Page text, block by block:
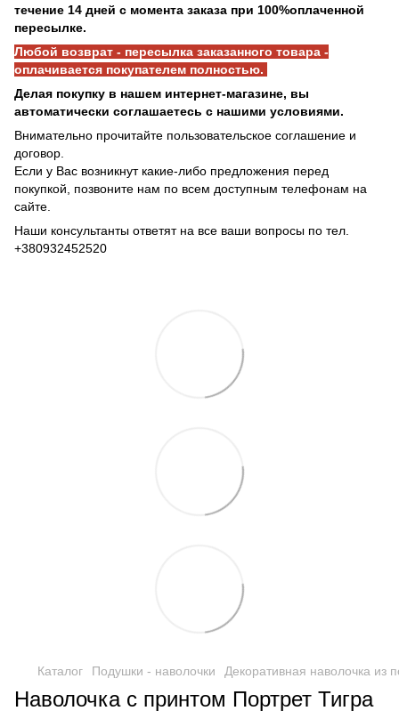
течение 14 дней с момента заказа при 100%оплаченной
пересылке.
Любой возврат - пересылка заказанного товара -
оплачивается покупателем полностью.
Делая покупку в нашем интернет-магазине, вы
автоматически соглашаетесь с нашими условиями.
Внимательно прочитайте пользовательское соглашение и
договор.
Если у Вас возникнут какие-либо предложения перед
покупкой, позвоните нам по всем доступным телефонам на
сайте.
Наши консультанты ответят на все ваши вопросы по тел.
+380932452520
Каталог Подушки - наволочки Декоративная наволочка из
Наволочка с принтом Портрет Тигра